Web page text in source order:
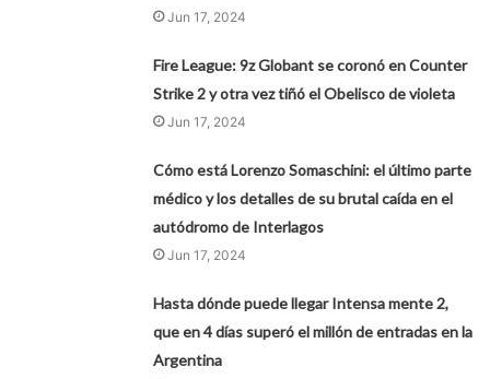
Jun 17, 2024
Fire League: 9z Globant se coronó en Counter
Strike 2 y otra vez tiñó el Obelisco de violeta
Jun 17, 2024
Cómo está Lorenzo Somaschini: el último parte
médico y los detalles de su brutal caída en el
autódromo de Interlagos
Jun 17, 2024
Hasta dónde puede llegar Intensa mente 2,
que en 4 días superó el millón de entradas en la
Argentina